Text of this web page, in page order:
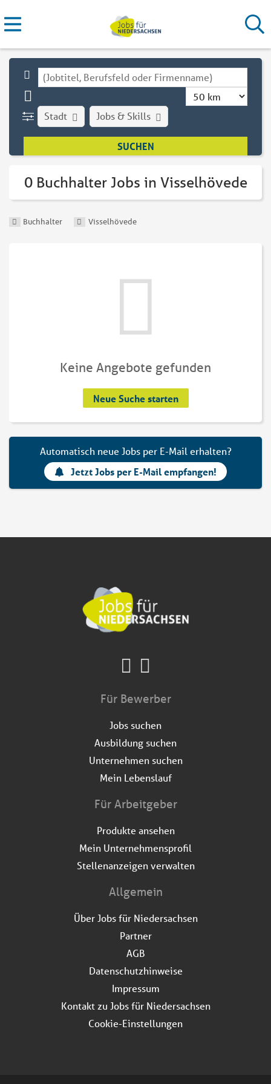
Stadt Jobs & Skills
0 Buchhalter Jobs in Visselhövede
Buchhalter Visselhövede
Keine Angebote gefunden
Neue Suche starten
Automatisch neue Jobs per E-Mail erhalten?
Jetzt Jobs per E-Mail empfangen!
Für Bewerber
Jobs suchen
Ausbildung suchen
Unternehmen suchen
Mein Lebenslauf
Für Arbeitgeber
Produkte ansehen
Mein Unternehmensprofil
Stellenanzeigen verwalten
Allgemein
Über Jobs für Niedersachsen
Partner
AGB
Datenschutzhinweise
Impressum
Kontakt zu Jobs für Niedersachsen
Cookie-Einstellungen